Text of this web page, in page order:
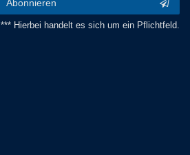
Abonnieren
*** Hierbei handelt es sich um ein Pflichtfeld.